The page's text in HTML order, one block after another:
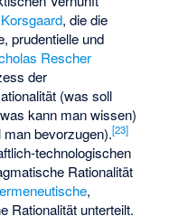
, die die
prudentielle und
Rescher
der
(was soll
kann man wissen)
man bevorzugen).[23]
technologischen
Rationalität
,
Rationalität unterteilt.